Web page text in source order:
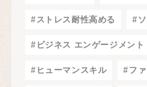
#ストレス耐性高める #
#ビジネス エンゲージメント
#ヒューマンスキル #フ